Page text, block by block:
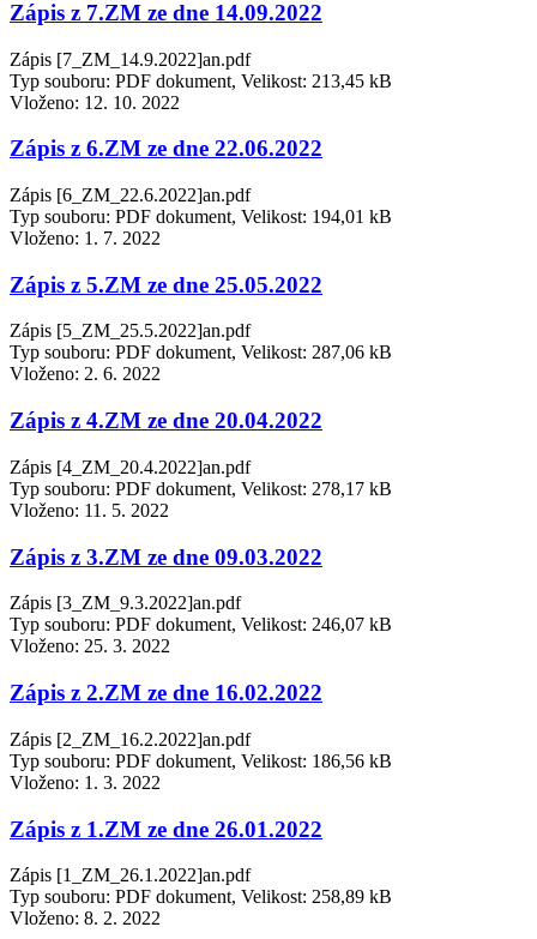
Zápis z 7.ZM ze dne 14.09.2022
Zápis [7_ZM_14.9.2022]an.pdf
Typ souboru: PDF dokument, Velikost: 213,45 kB
Vloženo: 12. 10. 2022
Zápis z 6.ZM ze dne 22.06.2022
Zápis [6_ZM_22.6.2022]an.pdf
Typ souboru: PDF dokument, Velikost: 194,01 kB
Vloženo: 1. 7. 2022
Zápis z 5.ZM ze dne 25.05.2022
Zápis [5_ZM_25.5.2022]an.pdf
Typ souboru: PDF dokument, Velikost: 287,06 kB
Vloženo: 2. 6. 2022
Zápis z 4.ZM ze dne 20.04.2022
Zápis [4_ZM_20.4.2022]an.pdf
Typ souboru: PDF dokument, Velikost: 278,17 kB
Vloženo: 11. 5. 2022
Zápis z 3.ZM ze dne 09.03.2022
Zápis [3_ZM_9.3.2022]an.pdf
Typ souboru: PDF dokument, Velikost: 246,07 kB
Vloženo: 25. 3. 2022
Zápis z 2.ZM ze dne 16.02.2022
Zápis [2_ZM_16.2.2022]an.pdf
Typ souboru: PDF dokument, Velikost: 186,56 kB
Vloženo: 1. 3. 2022
Zápis z 1.ZM ze dne 26.01.2022
Zápis [1_ZM_26.1.2022]an.pdf
Typ souboru: PDF dokument, Velikost: 258,89 kB
Vloženo: 8. 2. 2022